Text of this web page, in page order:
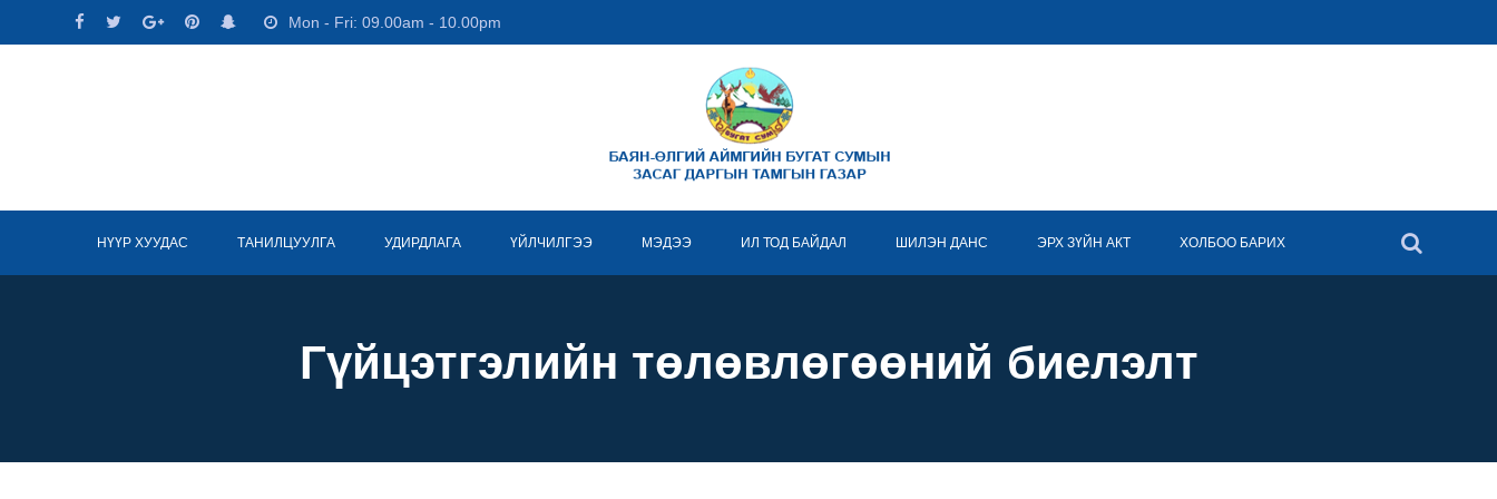
to
Mon - Fri: 09.00am - 10.00pm
НҮҮР ХУУДАС ТАНИЛЦУУЛГА УДИРДЛАГА ҮЙЛЧИЛГЭЭ МЭДЭЭ ИЛ ТОД БАЙДАЛ ШИЛЭН ДАНС ЭРХ ЗҮЙН АКТ ХОЛБОО БАРИХ
Гүйцэтгэлийн төлөвлөгөөний биелэлт